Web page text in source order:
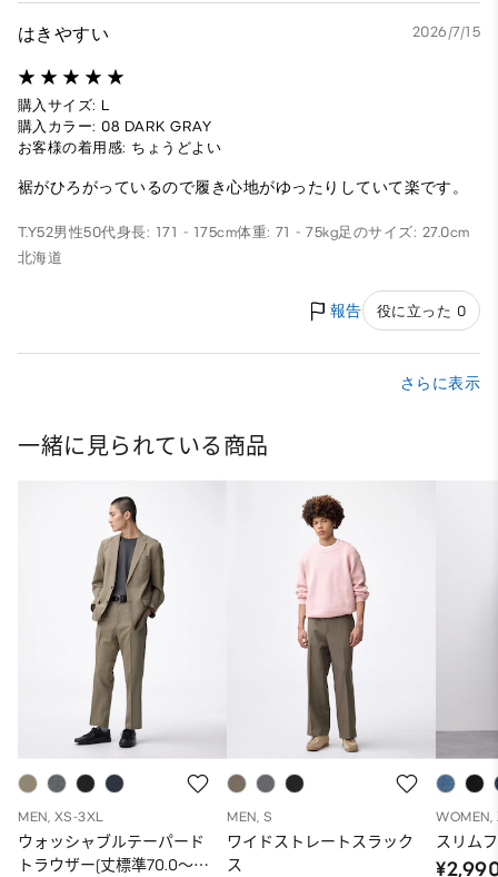
はきやすい 2026/7/15
購入サイズ: L
購入カラー: 08 DARK GRAY
お客様の着用感: ちょうどよい
裾がひろがっているので履き心地がゆったりしていて楽です。
T.Y52男性50代身長: 171 - 175cm体重: 71 - 75kg足のサイズ: 27.0cm
北海道
報告 役に立った 0
さらに表示
一緒に見られている商品
MEN, XS-3XL
ウォッシャブルテーパード
トラウザー(丈標準70.0～
MEN, S
ワイドストレートスラック
ス
WOMEN,
スリム